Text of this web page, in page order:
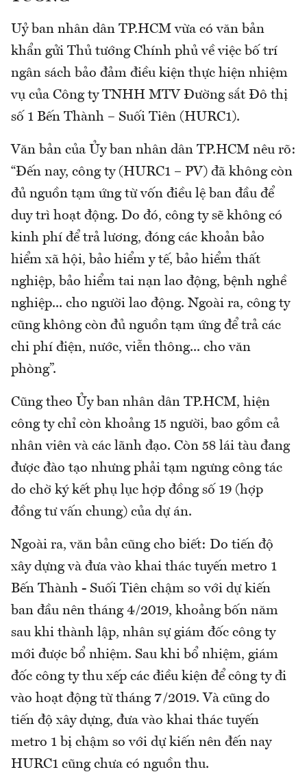
Uỷ ban nhân dân TP.HCM vừa có văn bản
khẩn gửi Thủ tướng Chính phủ về việc bố trí
ngân sách bảo đảm điều kiện thực hiện nhiệm
vụ của Công ty TNHH MTV Đường sắt Đô thị
số 1 Bến Thành – Suối Tiên (HURC1).
Văn bản của Ủy ban nhân dân TP.HCM nêu rõ:
“Đến nay, công ty (HURC1 – PV) đã không còn
đủ nguồn tạm ứng từ vốn điều lệ ban đầu để
duy trì hoạt động. Do đó, công ty sẽ không có
kinh phí để trả lương, đóng các khoản bảo
hiểm xã hội, bảo hiểm y tế, bảo hiểm thất
nghiệp, bảo hiểm tai nạn lao động, bệnh nghề
nghiệp... cho người lao động. Ngoài ra, công ty
cũng không còn đủ nguồn tạm ứng để trả các
chi phí điện, nước, viễn thông... cho văn
phòng”.
Cũng theo Ủy ban nhân dân TP.HCM, hiện
công ty chỉ còn khoảng 15 người, bao gồm cả
nhân viên và các lãnh đạo. Còn 58 lái tàu đang
được đào tạo nhưng phải tạm ngưng công tác
do chờ ký kết phụ lục hợp đồng số 19 (hợp
đồng tư vấn chung) của dự án.
Ngoài ra, văn bản cũng cho biết: Do tiến độ
xây dựng và đưa vào khai thác tuyến metro 1
Bến Thành - Suối Tiên chậm so với dự kiến
ban đầu nên tháng 4/2019, khoảng bốn năm
sau khi thành lập, nhân sự giám đốc công ty
mới được bổ nhiệm. Sau khi bổ nhiệm, giám
đốc công ty thu xếp các điều kiện để công ty đi
vào hoạt động từ tháng 7/2019. Và cũng do
tiến độ xây dựng, đưa vào khai thác tuyến
metro 1 bị chậm so với dự kiến nên đến nay
HURC1 cũng chưa có nguồn thu.